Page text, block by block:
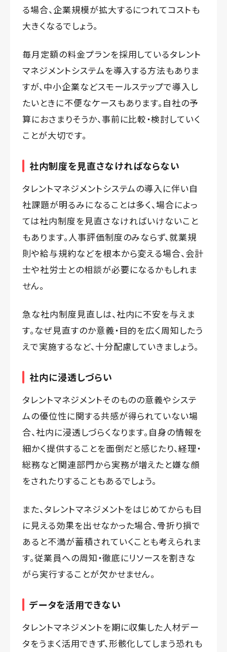
る場合、企業規模が拡大するにつれてコストも
大きくなるでしょう。
毎月定額の料金プランを採用しているタレント
マネジメントシステムを導入する方法もありま
すが、中小企業などスモールステップで導入し
たいときに不便なケースもあります。自社の予
算におさまりそうか、事前に比較・検討していく
ことが大切です。
社内制度を見直さなければならない
タレントマネジメントシステムの導入に伴い自
社課題が明るみになることは多く、場合によっ
ては社内制度を見直さなければいけないこと
もあります。人事評価制度のみならず、就業規
則や給与規約などを根本から変える場合、会計
士や社労士との相談が必要になるかもしれま
せん。
急な社内制度見直しは、社内に不安を与えま
す。なぜ見直すのか意義・目的を広く周知したう
えで実施するなど、十分配慮していきましょう。
社内に浸透しづらい
タレントマネジメントそのものの意義やシステ
ムの優位性に関する共感が得られていない場
合、社内に浸透しづらくなります。自身の情報を
細かく提供することを面倒だと感じたり、経理・
総務など関連部門から実務が増えたと嫌な顔
をされたりすることもあるでしょう。
また、タレントマネジメントをはじめてからも目
に見える効果を出せなかった場合、骨折り損で
あると不満が蓄積されていくことも考えられま
す。従業員への周知・徹底にリソースを割きな
がら実行することが欠かせません。
データを活用できない
タレントマネジメントを期に収集した人材デー
タをうまく活用できず、形骸化してしまう恐れも